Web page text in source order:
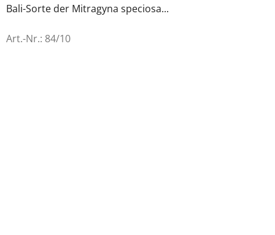
Bali-Sorte der Mitragyna speciosa...
Art.-Nr.: 84/10